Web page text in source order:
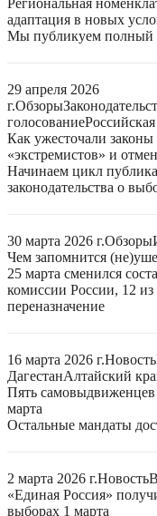
Региональная
адаптация в новых
Мы публикуем полный
29 апреля 2026
г.Обзоры
голосование
Как ужесточали
«экстремистов» и
Начинаем цикл
законодательства о
30 марта 2026 г.Обзоры
Чем запомнится
25 марта сменился
комиссии России, 12
переназначение
16 марта 2026 г.Новость
ДагестанАлтайский
Пять
марта
Остальные мандаты
2 марта 2026 г.Новость
«Единая Россия»
выборах 1 марта